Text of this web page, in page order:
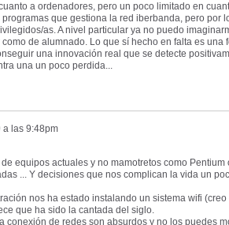
a ordenadores, pero un poco limitado en
que gestiona la red iberbanda, pero por
as. A nivel particular ya no puedo
de alumnado. Lo que sí hecho en falta es una
una innovación real que se detecte
una un poco perdida...
a las 9:48pm
equipos actuales y no mamotretos como Pentium
... Y decisiones que nos complican la vida un
nos ha estado instalando un sistema wifi
que ha sido la cantada del siglo.
conexión de redes son absurdos y no los puedes